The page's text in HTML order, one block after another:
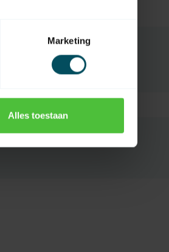
Marketing
Alles toestaan